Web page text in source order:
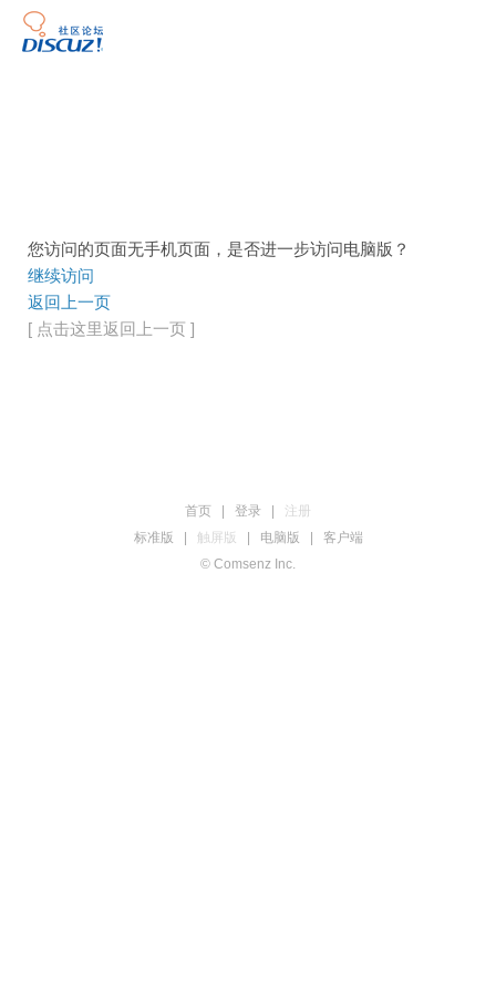
您访问的页面无手机页面，是否进一步访问电脑版？
继续访问
返回上一页
[ 点击这里返回上一页 ]
首页 登录
注册
标准版
触屏版 电脑版
客户端
© Comsenz Inc.